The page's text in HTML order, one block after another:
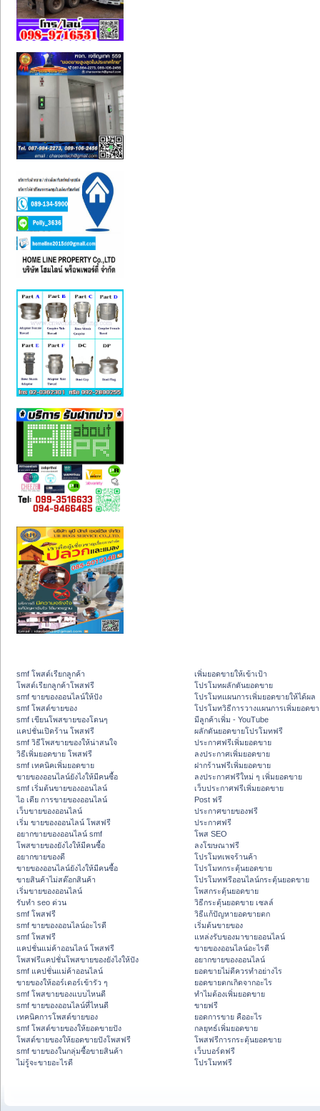
smf โพสต์เรียกลูกค้า
โพสต์เรียกลูกค้าโพสฟรี
smf ขายของออนไลน์ให้ปัง
smf โพสต์ขายของ
smf เขียนโพสขายของโดนๆ
แคปชั่นเปิดร้าน โพสฟรี
smf วิธีโพสขายของให้น่าสนใจ
วิธีเพิ่มยอดขาย โพสฟรี
smf เทคนิคเพิ่มยอดขาย
ขายของออนไลน์ยังไงให้มีคนซื้อ
smf เริ่มต้นขายของออนไลน์
ไอ เดีย การขายของออนไลน์
เว็บขายของออนไลน์
เริ่ม ขายของออนไลน์ โพสฟรี
อยากขายของออนไลน์ smf
โพสขายของยังไงให้มีคนซื้อ
อยากขายของดี
ขายของออนไลน์ยังไงให้มีคนซื้อ
ขายสินค้าไม่สต๊อกสินค้า
เริ่มขายของออนไลน์
รับทำ seo ด่วน
smf โพสฟรี
smf ขายของออนไลน์อะไรดี
smf โพสฟรี
แคปชั่นแม่ค้าออนไลน์ โพสฟรี
โพสฟรีแคปชั่นโพสขายของยังไงให้ปัง
smf แคปชั่นแม่ค้าออนไลน์
ขายของให้ออร์เดอร์เข้ารัว ๆ
smf โพสขายของแบบไหนดี
smf ขายของออนไลน์ที่ไหนดี
เทคนิคการโพสต์ขายของ
smf โพสต์ขายของให้ยอดขายปัง
โพสต์ขายของให้ยอดขายปังโพสฟรี
smf ขายของในกลุ่มซื้อขายสินค้า
ไม่รู้จะขายอะไรดี
เพิ่มยอดขายให้เข้าเป้า
โปรโมทผลักดันยอดขาย
โปรโมทแผนการเพิ่มยอดขายให้ได้ผล
โปรโมทวิธีการวางแผนการเพิ่มยอดข
มีลูกค้าเพิ่ม - YouTube
ผลักดันยอดขายโปรโมทฟรี
ประกาศฟรีเพิ่มยอดขาย
ลงประกาศเพิ่มยอดขาย
ฝากร้านฟรีเพิ่มยอดขาย
ลงประกาศฟรีใหม่ ๆ เพิ่มยอดขาย
เว็บประกาศฟรีเพิ่มยอดขาย
Post ฟรี
ประกาศขายของฟรี
ประกาศฟรี
โพส SEO
ลงโฆษณาฟรี
โปรโมทเพจร้านค้า
โปรโมทกระตุ้นยอดขาย
โปรโมทฟรีออนไลน์กระตุ้นยอดขาย
โพสกระตุ้นยอดขาย
วิธีกระตุ้นยอดขาย เซลล์
วิธีแก้ปัญหายอดขายตก
เริ่มต้นขายของ
แหล่งรับของมาขายออนไลน์
ขายของออนไลน์อะไรดี
อยากขายของออนไลน์
ยอดขายไม่ดีควรทำอย่างไร
ยอดขายตกเกิดจากอะไร
ทำไมต้องเพิ่มยอดขาย
ขายฟรี
ยอดการขาย คืออะไร
กลยุทธ์เพิ่มยอดขาย
โพสฟรีการกระตุ้นยอดขาย
เว็บบอร์ดฟรี
โปรโมทฟรี